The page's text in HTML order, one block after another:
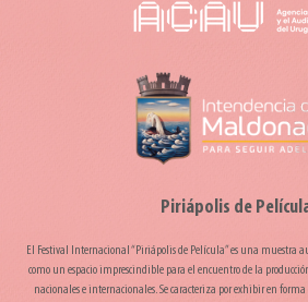
Piriápolis de
El Festival Internacional “Piriápolis de Película” es una muestra
como un espacio imprescindible para el encuentro de la
nacionales e internacionales. Se caracteriza por exhibir en